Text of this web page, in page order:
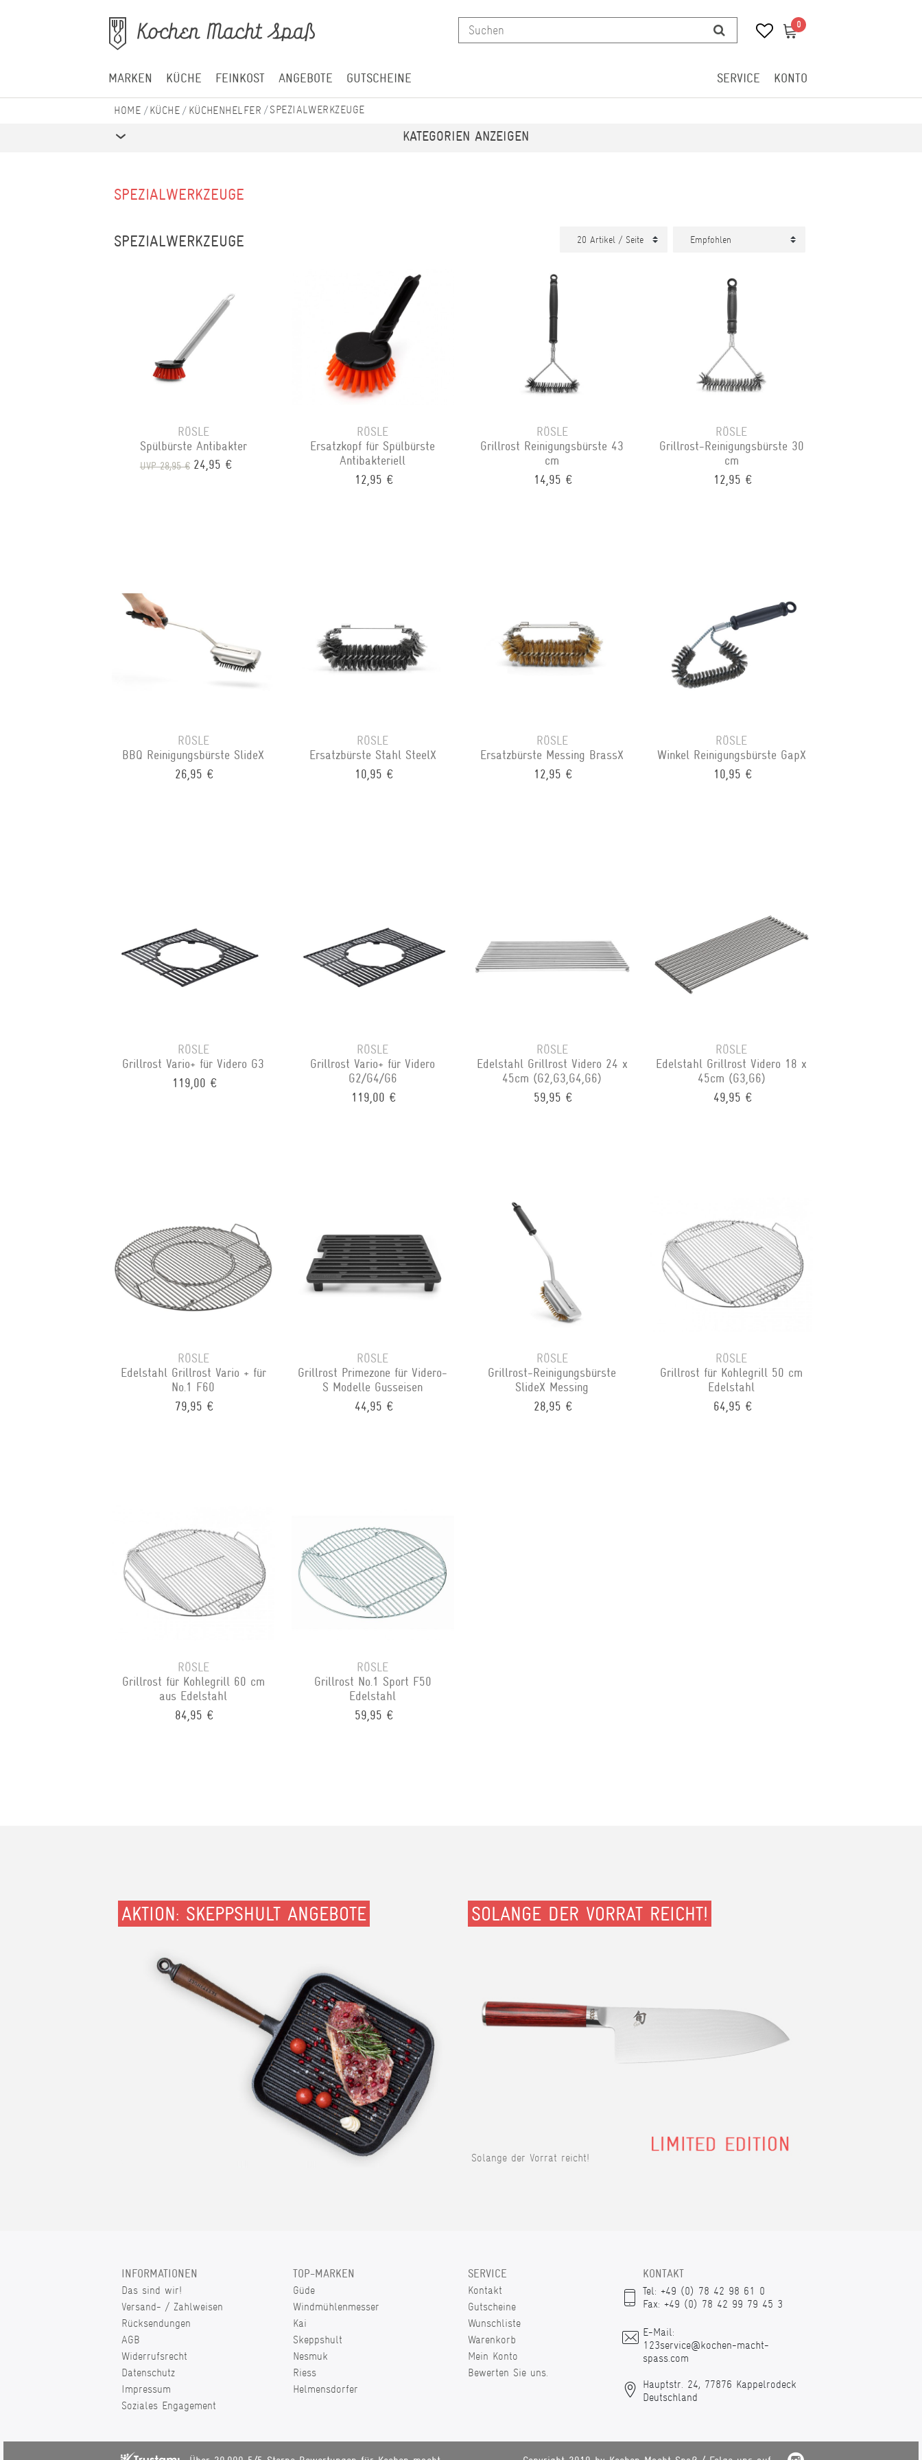
0 0
MARKEN KÜCHE FEINKOST ANGEBOTE GUTSCHEINE SERVICE KONTO
KÜCHE KÜCHENHELFER SPEZIALWERKZEUGE
KATEGORIEN ANZEIGEN
SPEZIALWERKZEUGE
SPEZIALWERKZEUGE
RÖSLE
Spülbürste Antibakter
UVP 28,95 € 24,95 €
RÖSLE
Ersatzkopf für Spülbürste
Antibakteriell
12,95 €
RÖSLE
Grillrost Reinigungsbürste 43
cm
14,95 €
RÖSLE
Grillrost-Reinigungsbürste 30
cm
12,95 €
RÖSLE
BBQ Reinigungsbürste SlideX
26,95 €
RÖSLE
Ersatzbürste Stahl SteelX
10,95 €
RÖSLE
Ersatzbürste Messing BrassX
12,95 €
RÖSLE
Winkel Reinigungsbürste GapX
10,95 €
RÖSLE
Grillrost Vario+ für Videro G3
119,00 €
RÖSLE
Grillrost Vario+ für Videro
G2/G4/G6
119,00 €
RÖSLE
Edelstahl Grillrost Videro 24 x
45cm (G2,G3,G4,G6)
59,95 €
RÖSLE
Edelstahl Grillrost Videro 18 x
45cm (G3,G6)
49,95 €
RÖSLE
Edelstahl Grillrost Vario + für
No.1 F60
79,95 €
RÖSLE
Grillrost Primezone für Videro-
S Modelle Gusseisen
44,95 €
RÖSLE
Grillrost-Reinigungsbürste
SlideX Messing
28,95 €
RÖSLE
Grillrost für Kohlegrill 50 cm
Edelstahl
64,95 €
RÖSLE
Grillrost für Kohlegrill 60 cm
aus Edelstahl
84,95 €
RÖSLE
Grillrost No.1 Sport F50
Edelstahl
59,95 €
AKTION: SKEPPSHULT ANGEBOTE SOLANGE DER VORRAT REICHT!
Solange der Vorrat reicht!
INFORMATIONEN
Das sind wir!
Versand- / Zahlweisen
Rücksendungen
AGB
Widerrufsrecht
Datenschutz
Impressum
Soziales Engagement
TOP-MARKEN
Güde
Windmühlenmesser
Kai
Skeppshult
Nesmuk
Riess
Helmensdorfer
SERVICE
Kontakt
Gutscheine
Wunschliste
Warenkorb
Mein Konto
Bewerten Sie uns.
KONTAKT
Tel: +49 (0) 78 42 98 61 0
Fax: +49 (0) 78 42 99 79 45 3
E-Mail:
123service@kochen-macht-
spass.com
Hauptstr. 24, 77876 Kappelrodeck
Deutschland